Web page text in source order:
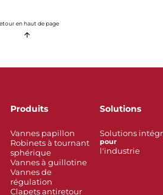
en haut de page
Produits
Vannes papillon
Robinets à tournant
sphérique
Vannes à guillotine
Vannes de
régulation
Clapets antiretour
Solutions
Solutions
pour
l'industrie